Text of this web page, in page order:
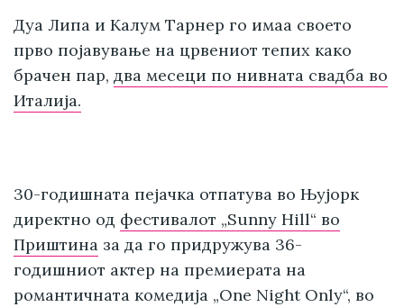
Дуа Липа и Калум Тарнер го имаа своето
прво појавување на црвениот тепих како
брачен пар, два месеци по нивната свадба во
Италија.
30-годишната пејачка отпатува во Њујорк
директно од фестивалот „Sunny Hill“ во
Приштина за да го придружува 36-
годишниот актер на премиерата на
романтичната комедија „One Night Only“, во